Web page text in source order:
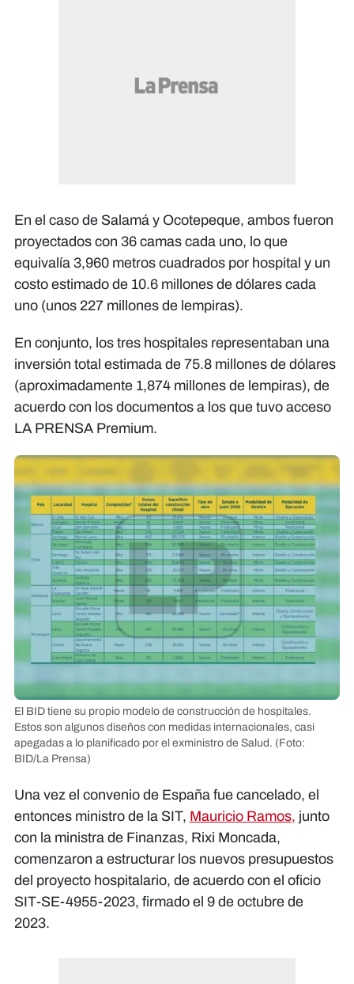
En el caso de Salamá y Ocotepeque, ambos fueron
proyectados con 36 camas cada uno, lo que
equivalía 3,960 metros cuadrados por hospital y un
costo estimado de 10.6 millones de dólares cada
uno (unos 227 millones de lempiras).
En conjunto, los tres hospitales representaban una
inversión total estimada de 75.8 millones de dólares
(aproximadamente 1,874 millones de lempiras), de
acuerdo con los documentos a los que tuvo acceso
LA PRENSA Premium.
El BID tiene su propio modelo de construcción de hospitales.
Estos son algunos diseños con medidas internacionales, casi
apegadas a lo planificado por el exministro de Salud. (Foto:
BID/La Prensa)
Una vez el convenio de España fue cancelado, el
entonces ministro de la SIT, Mauricio Ramos, junto
con la ministra de Finanzas, Rixi Moncada,
comenzaron a estructurar los nuevos presupuestos
del proyecto hospitalario, de acuerdo con el oficio
SIT-SE-4955-2023, firmado el 9 de octubre de
2023.